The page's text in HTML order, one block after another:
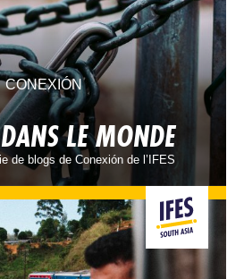
CONEXIÓN
LE MONDE
de blogs de Conexión de l’IFES